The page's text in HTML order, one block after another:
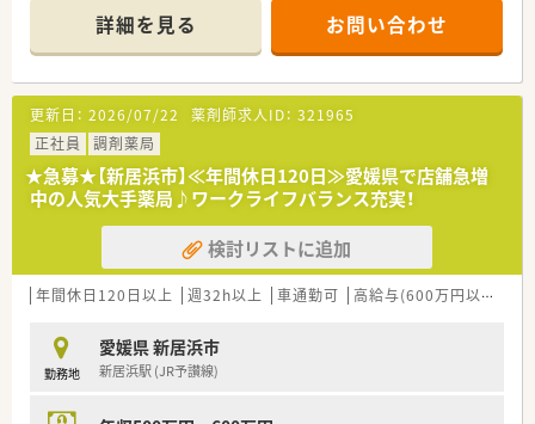
■調剤室は整理整頓されており、電子薬歴・分包機（円盤）なども
導入されています。
■漢方製剤なども含め1,500品目以上の取り扱いをされていま
す。
■薬剤師常時2～3名体制。管理薬剤師は女性です。
＜業務内容＞
■総合病院からの処方箋を取り扱いますので、勉強できる環境で
す。
■処方箋枚数は1日平均60～65枚/日。
■調剤・投薬・監査・OTC販売など薬剤師業務全般をお願い致しま
■ドラッグストア併設店舗ではございますが、調剤薬局業務専任
でご勤務頂きます。
に応じて対応しています。
■外来処方の対応だけでなく在宅業務もございます。
ご経験や配属後の状況に応じてご担当頂く場合がございま
詳細を見る お問い合わせ
更新日： 2026/07/22 薬剤師求人ID： 321965
正社員
調剤薬局
★急募★【新居浜市】≪年間休日120日≫愛媛県で店舗急増
中の人気大手薬局♪ワークライフバランス充実！
検討リストに追加
年間休日120日以上 週32h以上 車通勤可 高給与(600万円以上)
勤務地
愛媛県 新居浜市
新居浜駅 (JR予讃線)